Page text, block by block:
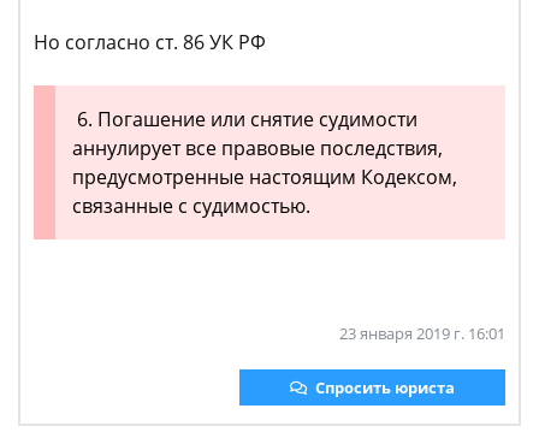
Но согласно ст. 86 УК РФ
6. Погашение или снятие судимости
аннулирует все правовые последствия,
предусмотренные настоящим Кодексом,
связанные с судимостью.
23 января 2019 г. 16:01
Спросить юриста